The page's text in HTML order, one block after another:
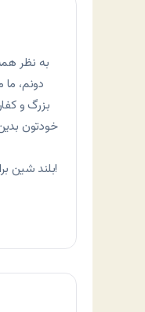
به نظر
دونم،
بزرگ و
خودتون
بلند شین برادرها. جواب خدا رو اون دنیا چی می‌خواین بدین؟ جواب وجدانتون رو این دنیا چی می‌خواین بدین؟!